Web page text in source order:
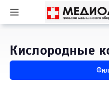
Кислородные